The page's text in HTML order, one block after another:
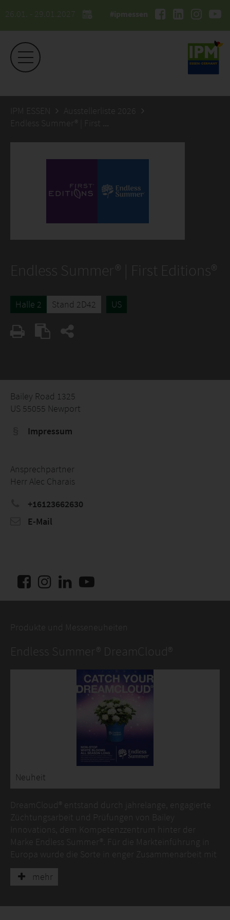
26.01. - 29.01.2027 #ipmessen
IPM ESSEN
Ausstellerliste 2026
Endless Summer® | First Editions®
Endless Summer® | First Editions®
Halle 2 Stand 2D42 US
Bailey Road 1325
US 55055 Newport
Impressum
Ansprechpartner
Herr Alec Charais
+16123662630
E-Mail
Produkte und Messeneuheiten
Endless Summer® DreamCloud®
Neuheit
DreamCloud® entstand durch jahrelange, engagierte
Züchtungsarbeit und Prüfungen von Bailey
Innovations, dem Kompetenzzentrum hinter der
Marke Endless Summer®. Für die Markteinführung in
Europa wurde die Sorte in enger Zusammenarbeit mit
einem Netzwerk von Partnergärtnereien umfassend
getestet – mit Fokus auf zuverlässige Produktion,
von Blättern und Blüten, Blühleistung sowie
mehr